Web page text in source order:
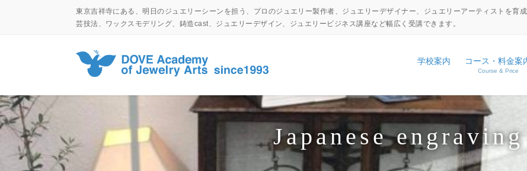
動
に
移
東京吉祥寺にある、明日のジュエリーシーンを担う、プロのジュエリー製作者、ジュエリーデザイナー、ジュエリーアーティストを育
芸技法、ワックスモデリング、鋳造cast、ジュエリーデザイン、ジュエリービジネス講座など幅広く受講できます。
学校案内
設備・工具紹介
アクセス
コース・料金案
Course & Price
ジュエリーキャリアアップ
ジュエリーディプロマコース
コマーシャルジュエリーコー
NEWS
Japanese engraving